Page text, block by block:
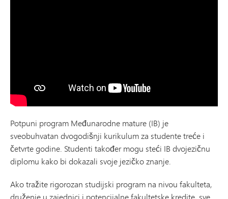
Potpuni program Međunarodne mature (IB) je
sveobuhvatan dvogodišnji kurikulum za studente treće i
četvrte godine. Studenti također mogu steći IB dvojezičnu
diplomu kako bi dokazali svoje jezičko znanje.
Ako tražite rigorozan studijski program na nivou fakulteta,
druženje u zajednici i potencijalne fakultetske kredite, sve